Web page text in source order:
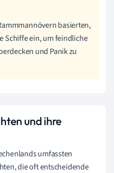
basierten,
Schiffe ein, um feindliche
und Panik zu
und ihre
umfassten
die oft entscheidende